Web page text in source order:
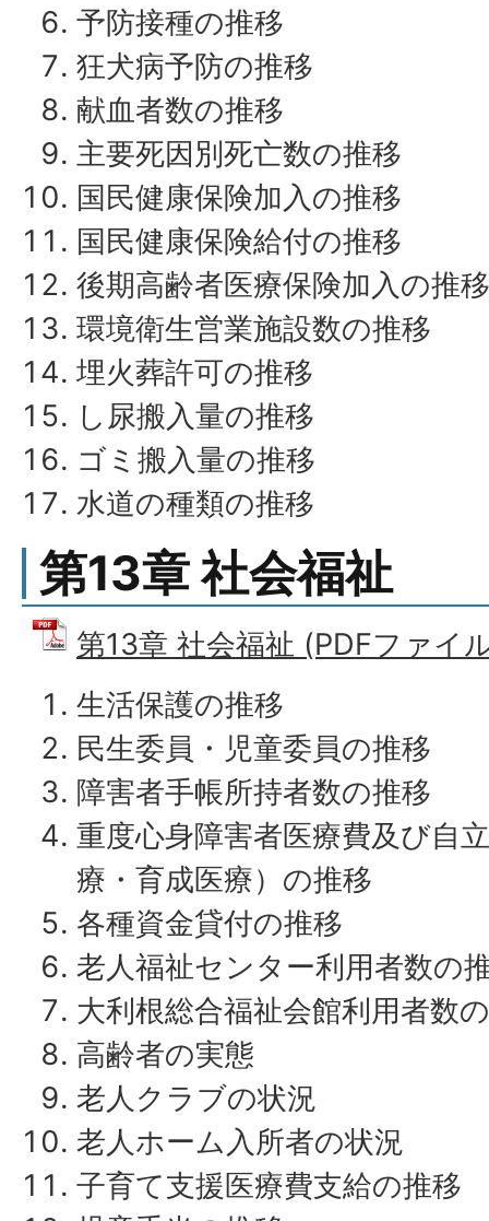
予防接種の推移
狂犬病予防の推移
献血者数の推移
主要死因別死亡数の推移
国民健康保険加入の推移
国民健康保険給付の推移
後期高齢者医療保険加入の推移
環境衛生営業施設数の推移
埋火葬許可の推移
し尿搬入量の推移
ゴミ搬入量の推移
水道の種類の推移
第13章 社会福祉
第13章 社会福祉 (PDFファイ
生活保護の推移
民生委員・児童委員の推移
障害者手帳所持者数の推移
重度心身障害者医療費及び自
療・育成医療）の推移
各種資金貸付の推移
老人福祉センター利用者数の
大利根総合福祉会館利用者数
高齢者の実態
老人クラブの状況
老人ホーム入所者の状況
子育て支援医療費支給の推移